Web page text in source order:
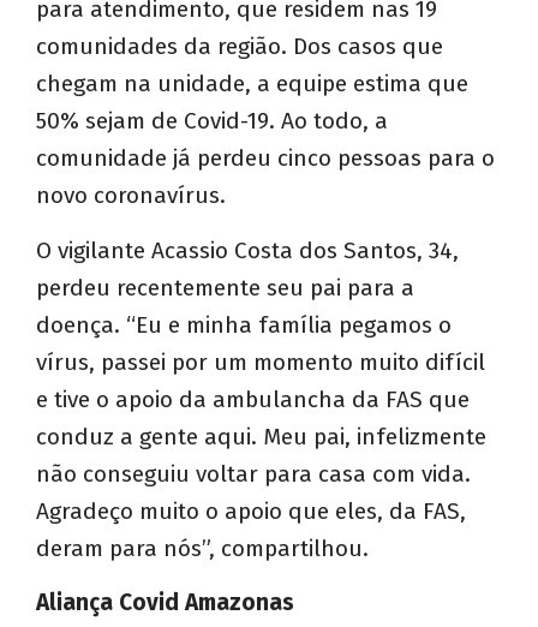
para atendimento, que residem nas 19
comunidades da região. Dos casos que
chegam na unidade, a equipe estima que
50% sejam de Covid-19. Ao todo, a
comunidade já perdeu cinco pessoas para o
novo coronavírus.
O vigilante Acassio Costa dos Santos, 34,
perdeu recentemente seu pai para a
doença. “Eu e minha família pegamos o
vírus, passei por um momento muito difícil
e tive o apoio da ambulancha da FAS que
conduz a gente aqui. Meu pai, infelizmente
não conseguiu voltar para casa com vida.
Agradeço muito o apoio que eles, da FAS,
deram para nós”, compartilhou.
Aliança Covid Amazonas